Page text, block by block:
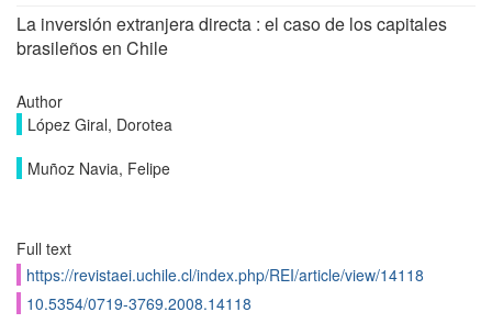
La inversión extranjera directa : el caso de los capitales
brasileños en Chile
Author
López Giral, Dorotea
Muñoz Navia, Felipe
Full text
https://revistaei.uchile.cl/index.php/REI/article/view/14118
10.5354/0719-3769.2008.14118